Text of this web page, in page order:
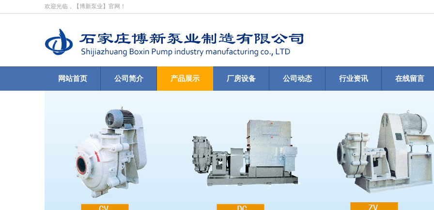
欢迎光临，【博新泵业】官网！
网站首页 公司简介 产品展示 厂房设备 公司动态 行业资讯 在线留言